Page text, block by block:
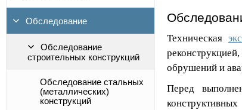
Обследование
Обследование
строительных конструкций
Обследование стальных
(металлических)
конструкций
Техническая
обрушений и
Перед